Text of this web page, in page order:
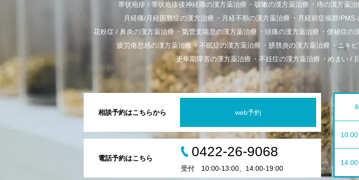
帯状疱疹 / 帯状疱疹後神経痛の漢方薬治療 咳嗽の漢方薬治療 痔の漢方薬治
月経痛/月経困難症の漢方治療
月経不順の漢方薬治療 月経前症候群/PMS
花粉症 / 鼻炎の漢方薬治療
気管支喘息の漢方薬治療 頭痛の漢方薬治療 便秘症の
疲労倦怠感の漢方薬治療
不眠症の漢方薬治療 膀胱炎の漢方薬治療 ニキ
更年期障害の漢方薬治療
不妊症の漢方薬治療 めまい /
相談予約はこちらから web予約
電話予約はこちら 0422-26-9068
受付 10:00-13:00、14:00-19:00